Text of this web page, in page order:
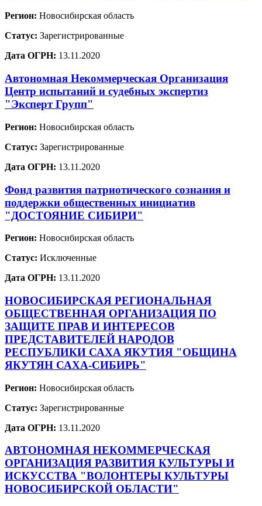
Регион: Новосибирская область
Статус: Зарегистрированные
Дата ОГРН: 13.11.2020
Автономная Некоммерческая Организация
Центр испытаний и судебных экспертиз
"Эксперт Групп"
Регион: Новосибирская область
Статус: Зарегистрированные
Дата ОГРН: 13.11.2020
Фонд развития патриотического сознания и
поддержки общественных инициатив
"ДОСТОЯНИЕ СИБИРИ"
Регион: Новосибирская область
Статус: Исключенные
Дата ОГРН: 13.11.2020
НОВОСИБИРСКАЯ РЕГИОНАЛЬНАЯ
ОБЩЕСТВЕННАЯ ОРГАНИЗАЦИЯ ПО
ЗАЩИТЕ ПРАВ И ИНТЕРЕСОВ
ПРЕДСТАВИТЕЛЕЙ НАРОДОВ
РЕСПУБЛИКИ САХА ЯКУТИЯ "ОБЩИНА
ЯКУТЯН САХА-СИБИРЬ"
Регион: Новосибирская область
Статус: Зарегистрированные
Дата ОГРН: 13.11.2020
АВТОНОМНАЯ НЕКОММЕРЧЕСКАЯ
ОРГАНИЗАЦИЯ РАЗВИТИЯ КУЛЬТУРЫ И
ИСКУССТВА "ВОЛОНТЕРЫ КУЛЬТУРЫ
НОВОСИБИРСКОЙ ОБЛАСТИ"